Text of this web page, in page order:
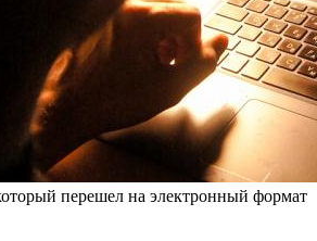
перешел на электронный формат